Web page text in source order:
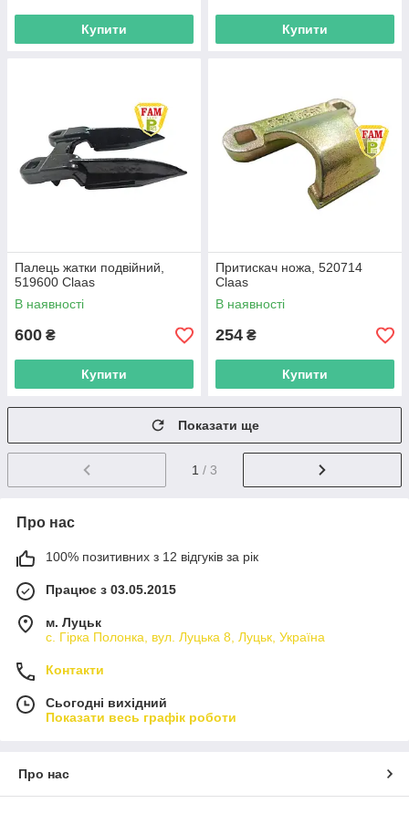
Купити Купити
Палець жатки подвійний,
519600 Claas
В наявності
600 ₴
Купити
Притискач ножа, 520714
Claas
В наявності
254 ₴
Купити
Показати ще
1 / 3
Про нас
100% позитивних з 12 відгуків за рік
Працює з 03.05.2015
м. Луцьк
с. Гірка Полонка, вул. Луцька 8, Луцьк, Україна
Контакти
Сьогодні вихідний
Показати весь графік роботи
Про нас